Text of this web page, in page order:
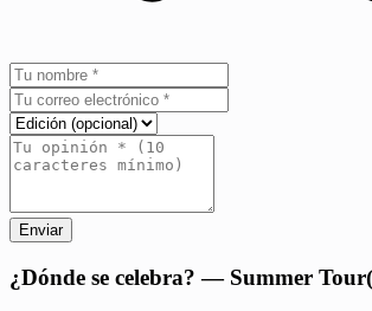
Enviar
¿Dónde se celebra? — Summer